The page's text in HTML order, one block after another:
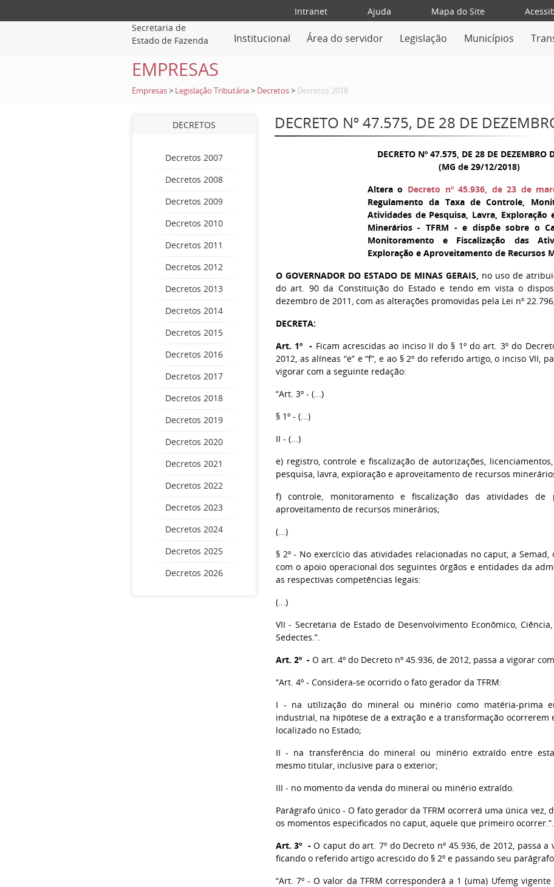
Intranet Ajuda Mapa do Site
Secretaria de
Estado de Fazenda
Institucional Área do servidor Legislação Municípios
EMPRESAS
Empresas > Legislação Tributária > Decretos > Decretos 2018
DECRETOS
Decretos 2007
Decretos 2008
Decretos 2009
Decretos 2010
Decretos 2011
Decretos 2012
Decretos 2013
Decretos 2014
Decretos 2015
Decretos 2016
Decretos 2017
Decretos 2018
Decretos 2019
Decretos 2020
Decretos 2021
Decretos 2022
Decretos 2023
Decretos 2024
Decretos 2025
Decretos 2026
DECRETO Nº 47.575, DE 28 DE
DECRETO Nº 47.575, DE 28 DE DEZEMBRO
(MG de 29/12/2018)
Altera o Decreto nº 45.936, de 23 de
Regulamento da Taxa de Controle,
Atividades de Pesquisa, Lavra,
Minerários - TFRM - e dispõe sobre o
Monitoramento e Fiscalização das
Exploração e Aproveitamento de Recursos
O GOVERNADOR DO ESTADO DE MINAS GERAIS, no uso de
do art. 90 da Constituição do Estado e tendo em vista o
dezembro de 2011, com as alterações promovidas pela Lei nº
DECRETA:
Art. 1º - Ficam acrescidas ao inciso II do § 1º do art. 3º do
2012, as alíneas “e” e “f”, e ao § 2º do referido artigo, o inciso VII,
vigorar com a seguinte redação:
“Art. 3º - (...)
§ 1º - (...)
II - (...)
e) registro, controle e fiscalização de autorizações,
pesquisa, lavra, exploração e aproveitamento de recursos
f) controle, monitoramento e fiscalização das atividades de
aproveitamento de recursos minerários;
(...)
§ 2º - No exercício das atividades relacionadas no caput, a Semad,
com o apoio operacional dos seguintes órgãos e entidades da
as respectivas competências legais:
(...)
VII - Secretaria de Estado de Desenvolvimento Econômico,
Sedectes.”.
Art. 2º -O art. 4º do Decreto nº 45.936, de 2012, passa a vigorar
“Art. 4º - Considera-se ocorrido o fato gerador da TFRM:
I - na utilização do mineral ou minério como matéria-prima
industrial, na hipótese de a extração e a transformação ocorrerem
localizado no Estado;
II - na transferência do mineral ou minério extraído entre
mesmo titular, inclusive para o exterior;
III - no momento da venda do mineral ou minério extraído.
Parágrafo único - O fato gerador da TFRM ocorrerá uma única vez,
os momentos especificados no caput, aquele que primeiro ocorrer.”.
Art. 3º -O caput do art. 7º do Decreto nº 45.936, de 2012, passa
ficando o referido artigo acrescido do § 2º e passando seu
“Art. 7º - O valor da TFRM corresponderá a 1 (uma) Ufemg